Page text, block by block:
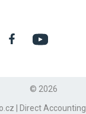
© 2026
| Direct Accounting